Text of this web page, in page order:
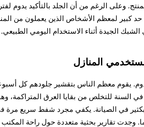
وعلى الرغم من أن الجلد بالتأكيد يدوم
حد كبير لمعظم الأشخاص الذين يعملون من
الجيدة أثناء الاستخدام اليومي الطبيعي.
المنازل
يقوم معظم الناس بتقشير جلودهم كل
في الصيانة. يكفي مجرد شفط سريع مرة
تقارير بحثية متعددة حول راحة المكتب